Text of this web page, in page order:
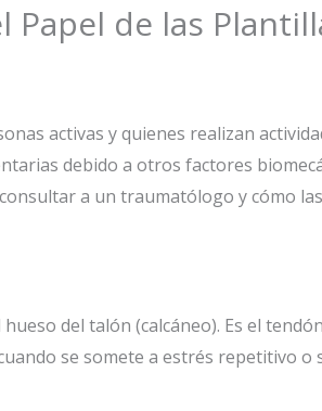
de las
activas y quienes realizan
debido a otros factores
a un traumatólogo y cómo las
del talón (calcáneo). Es el
se somete a estrés repetitivo o